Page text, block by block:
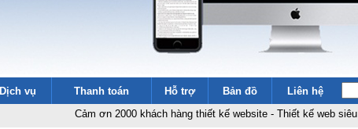
Dịch vụ Thanh toán Hỗ trợ Bản đồ
Liên hệ
Cảm ơn 2000 khách hàng thiết kế website- Thiết kế web siêu rẻ 1,5 tr-